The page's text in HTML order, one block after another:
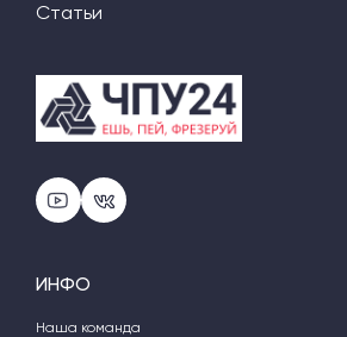
Статьи
ИНФО
Наша команда